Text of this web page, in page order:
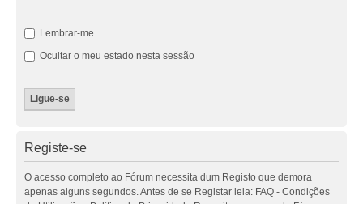
Lembrar-me
Ocultar o meu estado nesta sessão
Registe-se
O acesso completo ao Fórum necessita dum Registo que demora
apenas alguns segundos. Antes de se Registar leia: FAQ - Condições